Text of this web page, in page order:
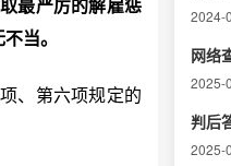
当。
、第六项规定的
2024-
网络
2025-
判后
2025-